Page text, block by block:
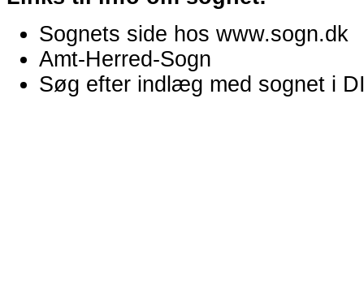
Sognets side hos www.sogn.dk
Amt-Herred-Sogn
Søg efter indlæg med sognet i